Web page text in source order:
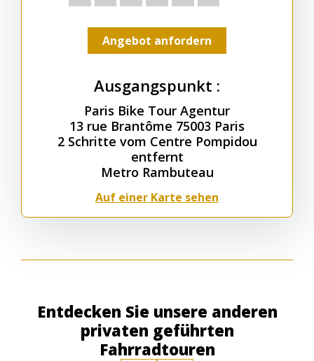
Angebot anfordern
Ausgangspunkt :
Paris Bike Tour Agentur
13 rue Brantôme 75003 Paris
2 Schritte vom Centre Pompidou
entfernt
Metro Rambuteau
Auf einer Karte sehen
Entdecken Sie unsere anderen
privaten geführten
Fahrradtouren